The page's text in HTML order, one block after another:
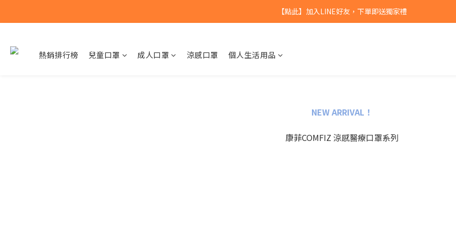
【點此】加入LINE好友，下單即送獨家禮
【點此】加入LINE好友，下單即送獨家禮
【點此】加入LINE好友，下單即送獨家禮
熱銷排行榜 兒童口罩 成人口罩 涼感口罩 個人生活用品
NEW ARRIVAL！
康菲COMFIZ 涼感醫療口罩系列